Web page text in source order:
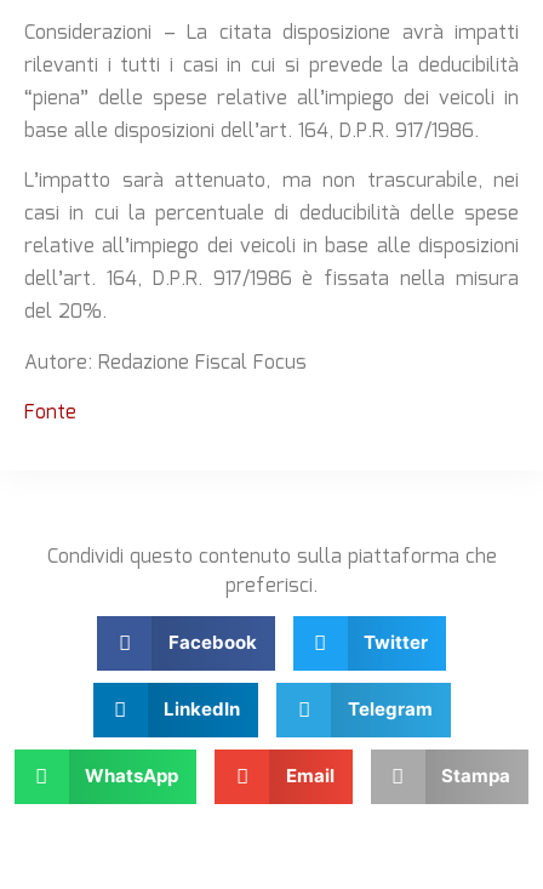
Considerazioni – La citata disposizione avrà impatti
rilevanti i tutti i casi in cui si prevede la deducibilità
“piena” delle spese relative all’impiego dei veicoli in
base alle disposizioni dell’art. 164, D.P.R. 917/1986.
L’impatto sarà attenuato, ma non trascurabile, nei
casi in cui la percentuale di deducibilità delle spese
relative all’impiego dei veicoli in base alle disposizioni
dell’art. 164, D.P.R. 917/1986 è fissata nella misura
del 20%.
Autore: Redazione Fiscal Focus
Fonte
Condividi questo contenuto sulla piattaforma che
preferisci.
Facebook Twitter
LinkedIn Telegram
WhatsApp Email Stampa